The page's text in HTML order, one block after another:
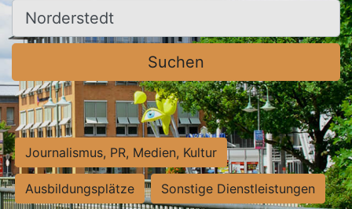
Ort, Stadt
Suchen
Journalismus, PR, Medien, Kultur
Ausbildungsplätze Sonstige Dienstleistungen